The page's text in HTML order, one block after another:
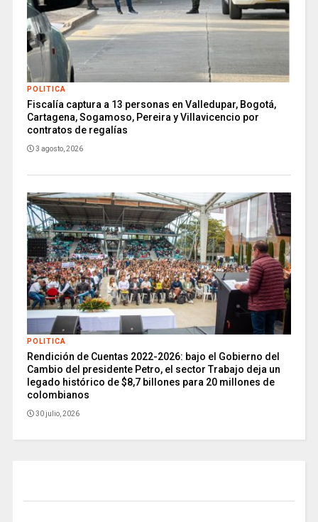
POLITICA
Fiscalía captura a 13 personas en Valledupar, Bogotá,
Cartagena, Sogamoso, Pereira y Villavicencio por
contratos de regalías
3 agosto, 2026
POLITICA
Rendición de Cuentas 2022-2026: bajo el Gobierno del
Cambio del presidente Petro, el sector Trabajo deja un
legado histórico de $8,7 billones para 20 millones de
colombianos
30 julio, 2026